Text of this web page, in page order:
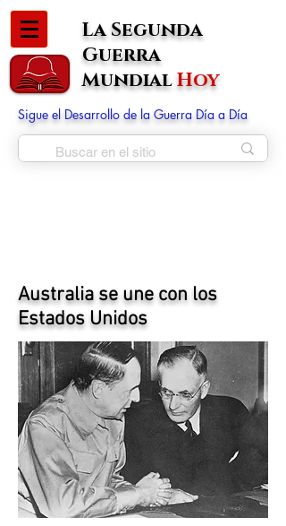
La Segunda
Guerra
MundialHoy
Sigue el Desarrollo de la Guerra Día a Día
Australia se une con los
Estados Unidos